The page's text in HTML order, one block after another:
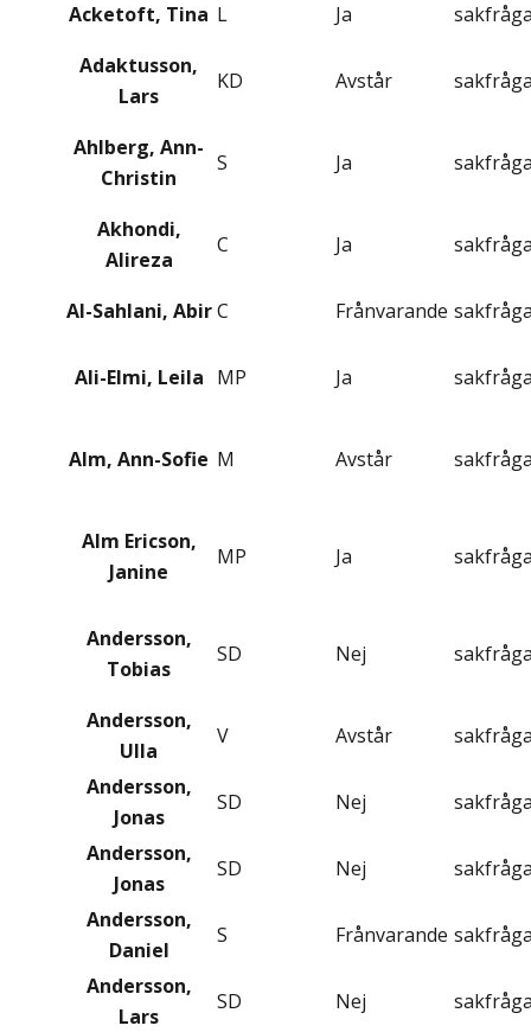
Acketoft, Tina L Ja
Adaktusson,
Lars
KD Avstår
Ahlberg, Ann-
Christin
S Ja
Akhondi,
Alireza
C Ja
Al-Sahlani, Abir C Frånvarande
Ali-Elmi, Leila MP Ja
Alm, Ann-Sofie M Avstår
Alm Ericson,
Janine
MP Ja
Andersson,
Tobias
SD Nej
Andersson,
Ulla
V Avstår
Andersson,
Jonas
SD Nej
Andersson,
Jonas
SD Nej
Andersson,
Daniel
S Frånvarande
Andersson,
Lars
SD Nej